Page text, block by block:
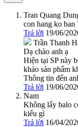
Tran Quang
con hang ko ban
Trả lời 19/06/
Trần Thanh
Dạ chào anh ạ
Hiện tại SP này
khảo sản phẩm
Thông tin đến
Trả lời 19/06/
Nam
Không lấy balo
kiểu gì
Trả lời 16/04/